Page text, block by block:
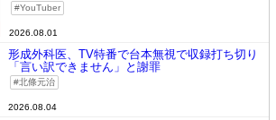
YouTuber
2026.08.01
形成外科医、TV特番で台本無視で収録打ち切り
「言い訳できません」と謝罪
北條元治
2026.08.04